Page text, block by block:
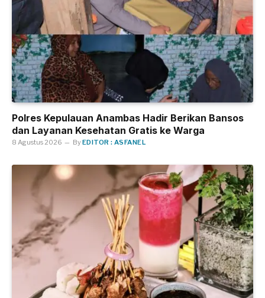
Polres Kepulauan Anambas Hadir Berikan Bansos
dan Layanan Kesehatan Gratis ke Warga
8 Agustus 2026 ByEDITOR : ASFANEL